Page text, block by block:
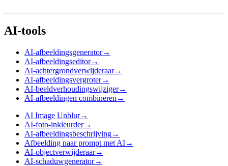
AI-tools
AI-afbeeldingsgenerator→
AI-afbeeldingseditor→
AI-achtergrondverwijderaar→
AI-afbeeldingsvergroter→
AI-beeldverhoudingswijziger→
AI-afbeeldingen combineren →
AI Image Unblur→
AI-foto-inkleurder→
AI-afbeeldingsbeschrijving→
Afbeelding naar prompt met AI→
AI-objectverwijderaar→
AI-schaduwgenerator→